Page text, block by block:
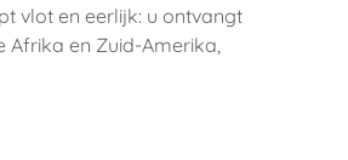
vlot en eerlijk: u ontvangt
Afrika en Zuid-Amerika,